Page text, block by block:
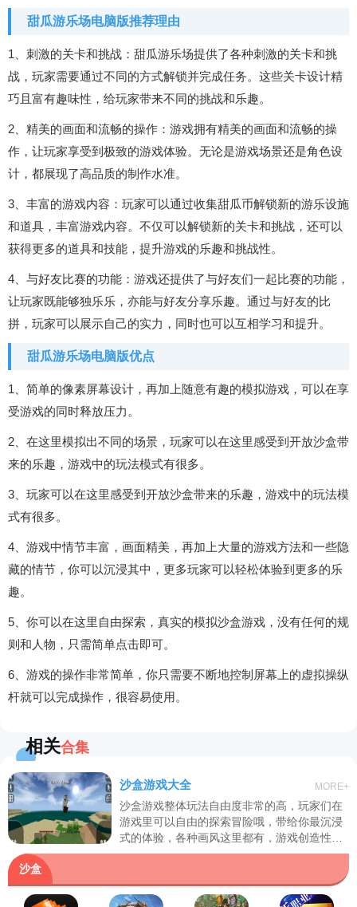
甜瓜游乐场电脑版推荐理由
1、刺激的关卡和挑战：甜瓜游乐场提供了各种刺激的关卡和挑
战，玩家需要通过不同的方式解锁并完成任务。这些关卡设计精
巧且富有趣味性，给玩家带来不同的挑战和乐趣。
2、精美的画面和流畅的操作：游戏拥有精美的画面和流畅的操
作，让玩家享受到极致的游戏体验。无论是游戏场景还是角色设
计，都展现了高品质的制作水准。
3、丰富的游戏内容：玩家可以通过收集甜瓜币解锁新的游乐设施
和道具，丰富游戏内容。不仅可以解锁新的关卡和挑战，还可以
获得更多的道具和技能，提升游戏的乐趣和挑战性。
4、与好友比赛的功能：游戏还提供了与好友们一起比赛的功能，
让玩家既能够独乐乐，亦能与好友分享乐趣。通过与好友的比
拼，玩家可以展示自己的实力，同时也可以互相学习和提升。
甜瓜游乐场电脑版优点
1、简单的像素屏幕设计，再加上随意有趣的模拟游戏，可以在享
受游戏的同时释放压力。
2、在这里模拟出不同的场景，玩家可以在这里感受到开放沙盒带
来的乐趣，游戏中的玩法模式有很多。
3、玩家可以在这里感受到开放沙盒带来的乐趣，游戏中的玩法模
式有很多。
4、游戏中情节丰富，画面精美，再加上大量的游戏方法和一些隐
藏的情节，你可以沉浸其中，更多玩家可以轻松体验到更多的乐
趣。
5、你可以在这里自由探索，真实的模拟沙盒游戏，没有任何的规
则和人物，只需简单点击即可。
6、游戏的操作非常简单，你只需要不断地控制屏幕上的虚拟操纵
杆就可以完成操作，很容易使用。
相关合集
沙盒游戏大全 MORE+
沙盒游戏整体玩法自由度非常的高，玩家们在
游戏里可以自由的探索冒险哦，带给你最沉浸
式的体验，各种画风这里都有，游戏创造性玩
法，高自由度，交互性强深受广大玩家们喜欢
沙盒